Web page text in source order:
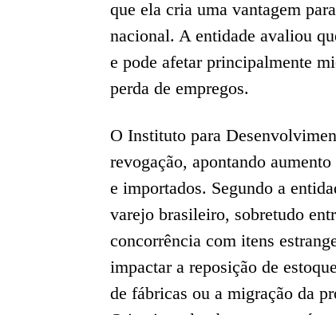
que ela cria uma vantagem
nacional. A entidade avaliou
e pode afetar principalmente
perda de empregos.
O Instituto para
revogação, apontando
e importados. Segundo a
varejo brasileiro, sobretudo
concorrência com itens
impactar a reposição de
de fábricas ou a migração da